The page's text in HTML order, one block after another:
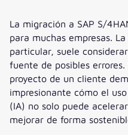
La migración a SAP S/
para muchas empresas.
particular, suele
fuente de posibles
proyecto de un cliente
impresionante cómo el
(IA) no solo puede
mejorar de forma